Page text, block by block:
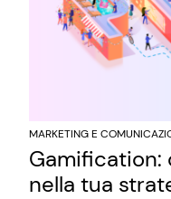
MARKETING E
Gamification:
nella tua